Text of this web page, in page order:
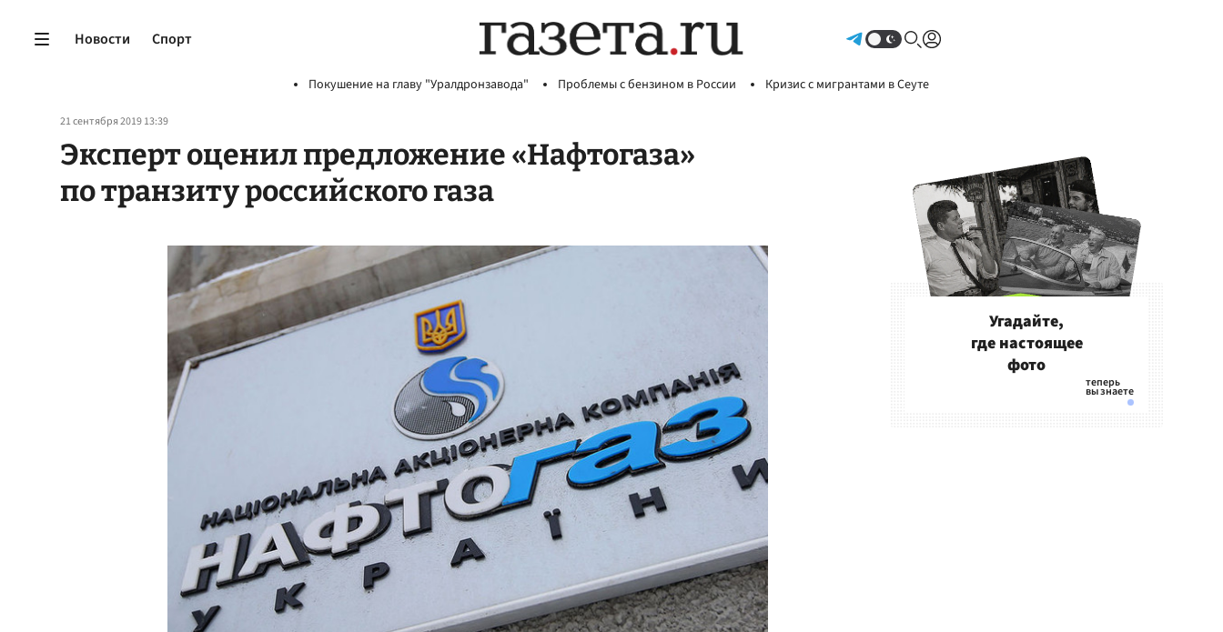
Новости Спорт
Покушение на главу "Уралдронзавода" Проблемы с бензином в России Кризис с мигрантами в Сеуте
21 сентября 2019 13:39
Эксперт оценил предложение «Нафтогаза»
по транзиту российского газа
Угадайте,
где настоящее
фото